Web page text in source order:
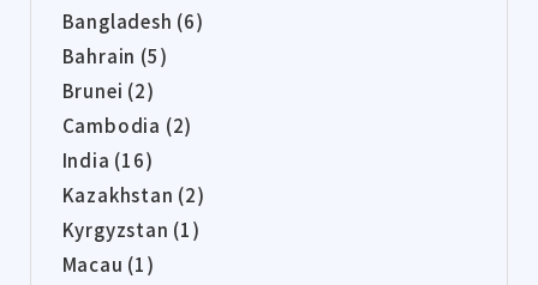
Bangladesh (6)
Bahrain (5)
Brunei (2)
Cambodia (2)
India (16)
Kazakhstan (2)
Kyrgyzstan (1)
Macau (1)